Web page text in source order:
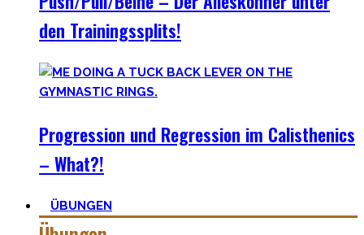
den Trainingssplits!
Progression und Regression im Calisthenics
– What?!
ÜBUNGEN